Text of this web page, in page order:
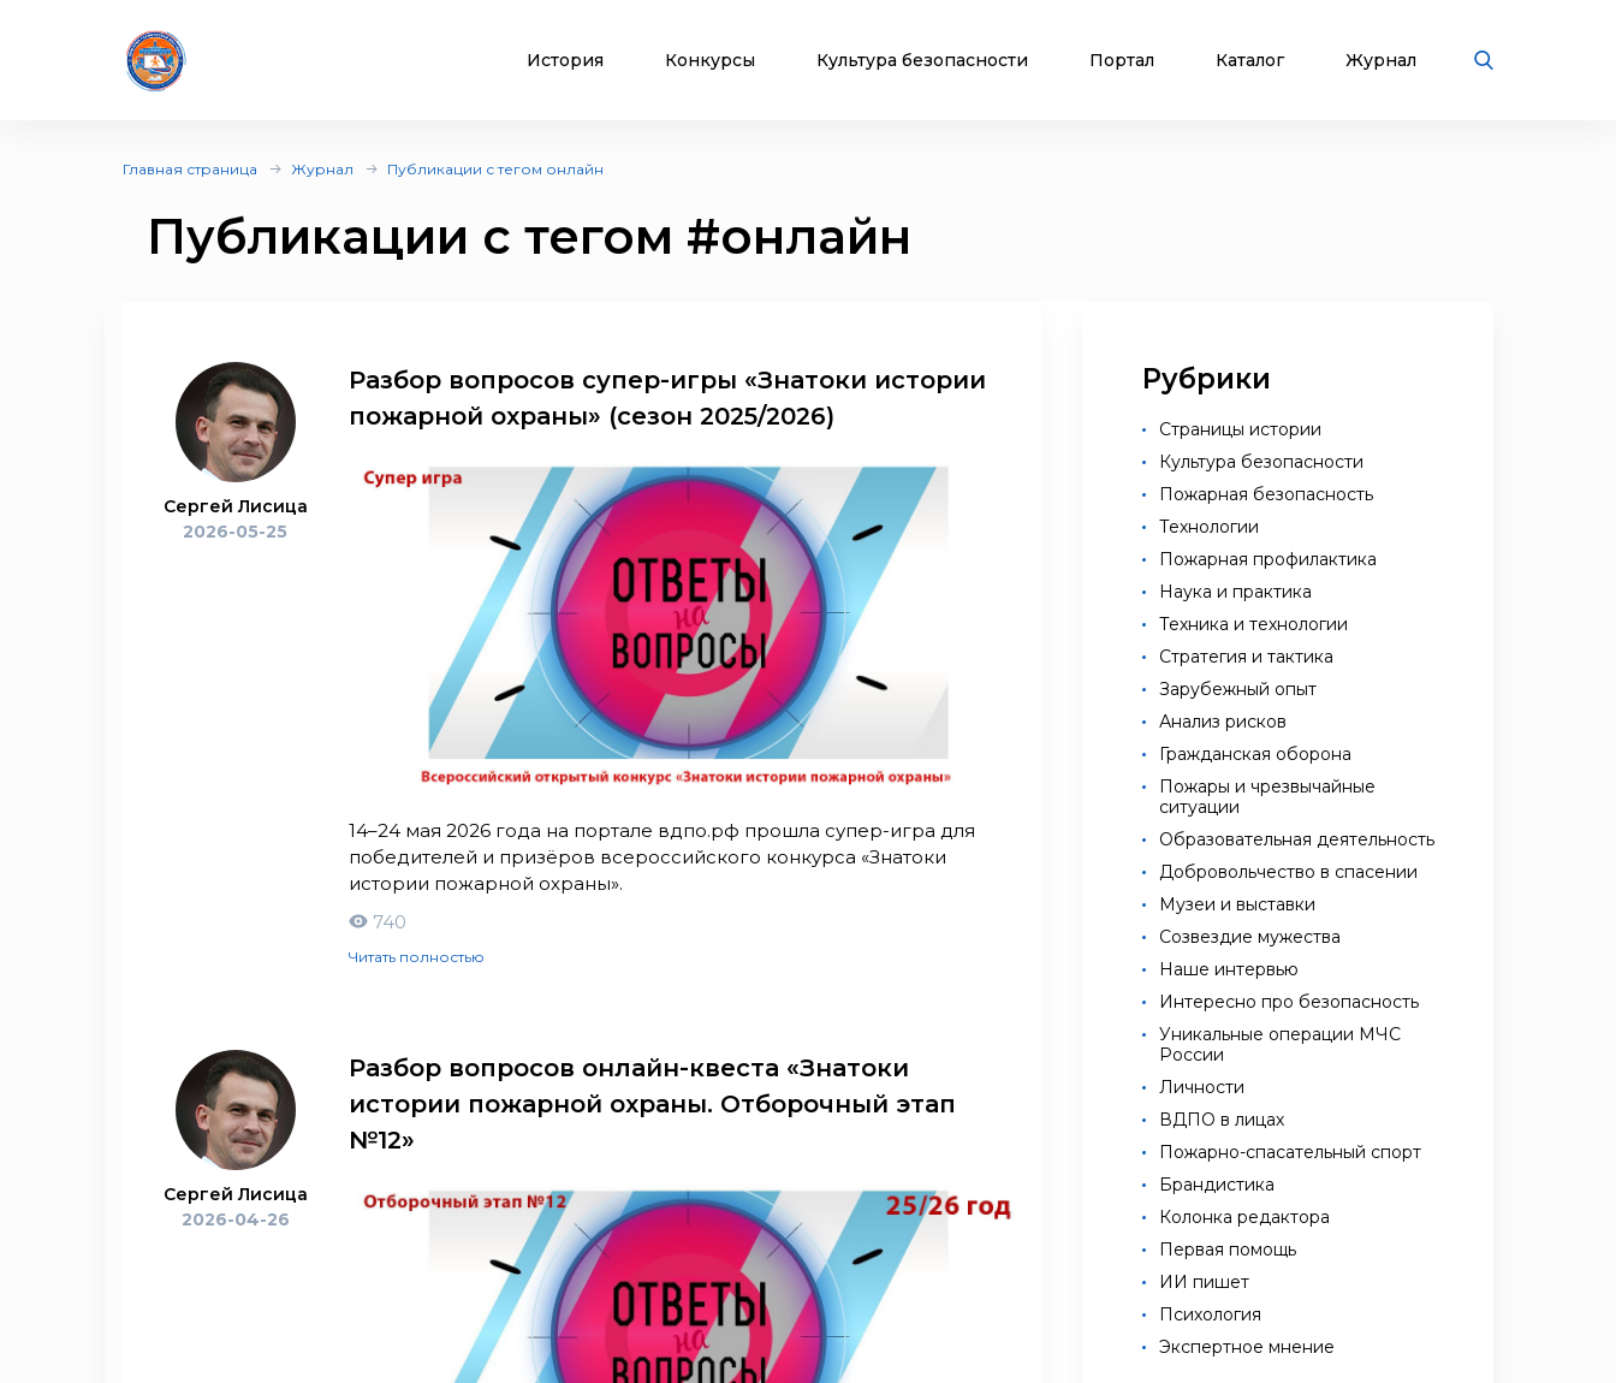
История Конкурсы Культура безопасности Портал Каталог Журнал
Главная страница Журнал Публикации с тегом онлайн
Публикации с тегом #онлайн
Сергей Лисица
2026-05-25
Разбор вопросов супер-игры «Знатоки истории
пожарной охраны» (сезон 2025/2026)
14–24 мая 2026 года на портале вдпо.рф прошла супер-игра для
победителей и призёров всероссийского конкурса «Знатоки
истории пожарной охраны».
740
Читать полностью
Сергей Лисица
2026-04-26
Разбор вопросов онлайн-квеста «Знатоки
истории пожарной охраны. Отборочный этап
№12»
Рубрики
Страницы истории
Культура безопасности
Пожарная безопасность
Технологии
Пожарная профилактика
Наука и практика
Техника и технологии
Стратегия и тактика
Зарубежный опыт
Анализ рисков
Гражданская оборона
Пожары и чрезвычайные
ситуации
Образовательная деятельность
Добровольчество в спасении
Музеи и выставки
Созвездие мужества
Наше интервью
Интересно про безопасность
Уникальные операции МЧС
России
Личности
ВДПО в лицах
Пожарно-спасательный спорт
Брандистика
Колонка редактора
Первая помощь
ИИ пишет
Психология
Экспертное мнение